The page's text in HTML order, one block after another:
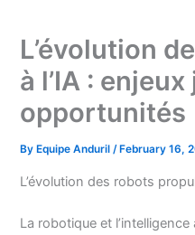
L’évolution
à l’IA :
opportunités
By Equipe Anduril/ February 16,
L’évolution des robots
La robotique et